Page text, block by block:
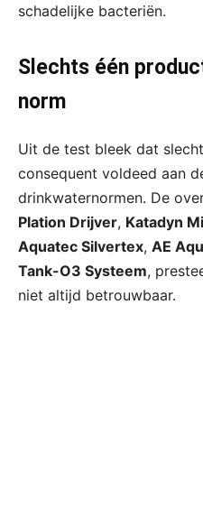
schadelijke bacteriën.
Slechts één
norm
Uit de test bleek dat
consequent voldeed aan
drinkwaternormen. De
Plation Drijver, Katadyn
Aquatec Silvertex, AE
Tank-O3 Systeem,
niet altijd betrouwbaar.